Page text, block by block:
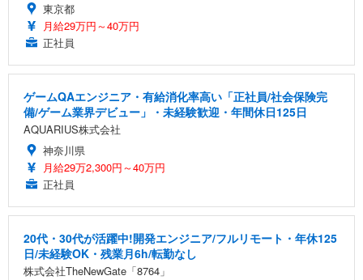
東京都
月給29万円～40万円
正社員
ゲームQAエンジニア・有給消化率高い「正社員/社会保険完
備/ゲーム業界デビュー」・未経験歓迎・年間休日125日
AQUARIUS株式会社
神奈川県
月給29万2,300円～40万円
正社員
20代・30代が活躍中!開発エンジニア/フルリモート・年休125
日/未経験OK・残業月6h/転勤なし
株式会社TheNewGate「8764」